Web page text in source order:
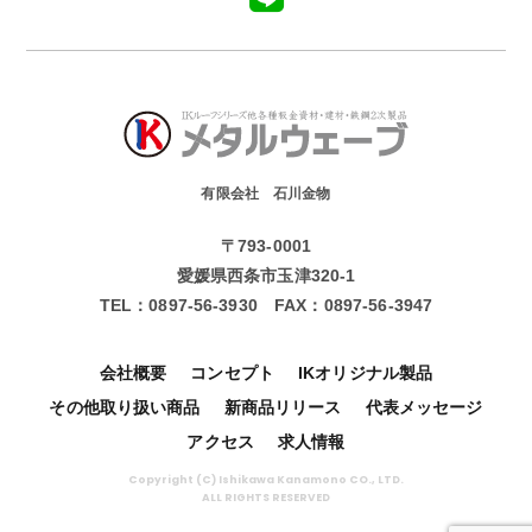
有限会社 石川金物
〒793-0001
愛媛県西条市玉津320-1
TEL：0897-56-3930FAX： 0897-56-3947
会社概要 コンセプト
IKオリジナル製品
その他取り扱い商品
新商品リリース
代表メッセージ
アクセス
求人情報
Copyright (C) Ishikawa Kanamono CO., LTD.
ALL RIGHTS RESERVED